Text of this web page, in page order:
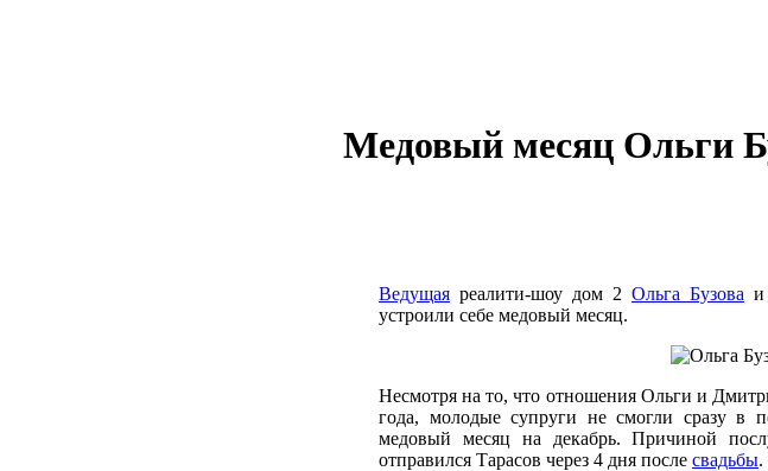
Медовый месяц Ольги
Ведущая реалити-шоу дом 2 Ольга Бузова и
устроили себе медовый месяц.
Несмотря на то, что отношения Ольги и
года, молодые супруги не смогли сразу в
медовый месяц на декабрь. Причиной
отправился Тарасов через 4 дня после свадьбы.